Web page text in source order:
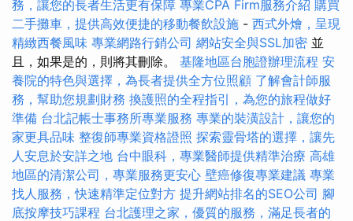
務，讓您的長者生活更有保障 專業CPA Firm服務介紹 購買
二手攤車，提供高效便捷的移動餐飲設施 - 西式外燴，呈現
精緻西餐風味 專業網路行銷公司 網站安全與SSL加密 並
且，如果是的，則將其刪除。 基隆地區台胞證辦理流程 安
養院的特色與選擇，為長者提供全方位照顧 了解會計師服
務，幫助您規劃財務 換護照的全程指引，為您的旅程做好
準備 台北記帳士事務所專業服務 專業的裝潢設計，讓您的
家更具品味 整復師專業資格證照 探索靈骨塔的選擇，讓先
人安息於安詳之地 台中眼科，專業醫師提供精準治療 高雄
地區的清潔公司，專業服務更安心 壁癌修復專業建議 專業
找人服務，快速精準定位對方 提升網站排名的SEO公司 腳
底按摩技巧課程 台北護理之家，優質的服務，滿足長者的